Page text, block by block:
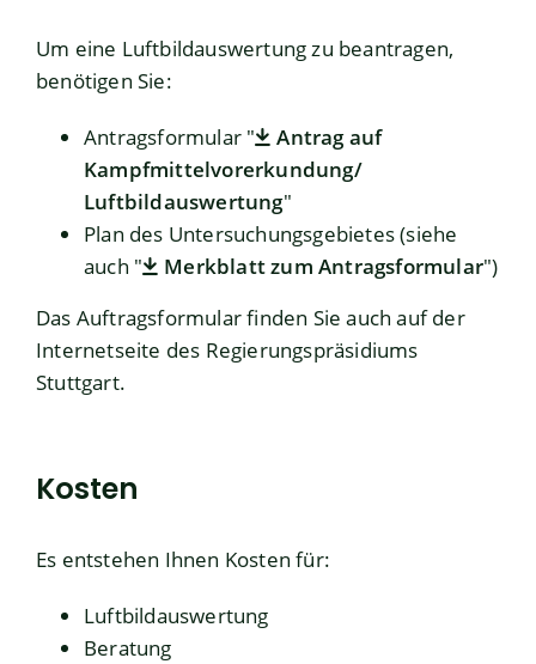
Um eine Luftbildauswertung zu beantragen,
benötigen Sie:
Antragsformular "
Antrag auf
Kampfmittelvorerkundung/
Luftbildauswertung"
Plan des Untersuchungsgebietes (siehe
auch "
Merkblatt zum Antragsformular")
Das Auftragsformular finden Sie auch auf der
Internetseite des Regierungspräsidiums
Stuttgart.
Kosten
Es entstehen Ihnen Kosten für:
Luftbildauswertung
Beratung